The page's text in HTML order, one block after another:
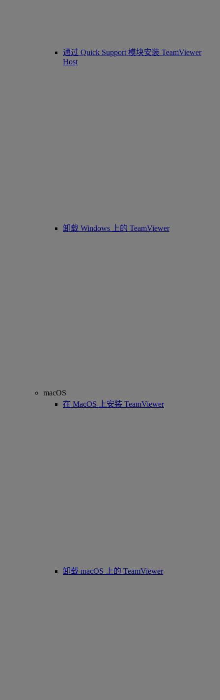
通过 Quick Support 模块安装 TeamViewer
Host
卸载 Windows 上的 TeamViewer
macOS
在 MacOS 上安装 TeamViewer
卸载 macOS 上的 TeamViewer